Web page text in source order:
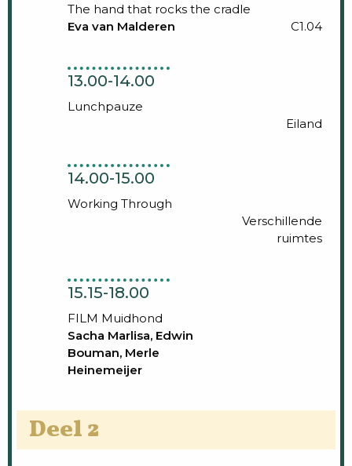
The hand that rocks the cradle
Eva van Malderen
C1.04
13.00-14.00
Lunchpauze
Eiland
14.00-15.00
Working Through
Verschillende
ruimtes
15.15-18.00
FILM Muidhond
Sacha Marlisa, Edwin
Bouman, Merle
Heinemeijer
Deel 2